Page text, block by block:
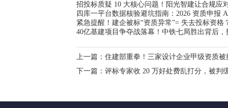
招投标质疑 10 大核心问题！阳光智建让合规应
四库一平台数据核验避坑指南：2026 资质申报
紧急提醒！建企被标“资质异常”= 失去投标资格
40亿基建项目争夺战落幕！中铁七局胜出背后
上一篇： 住建部重拳！三家设计企业甲级资质
下一篇： 评标专家收 20 万好处费乱打分，被判